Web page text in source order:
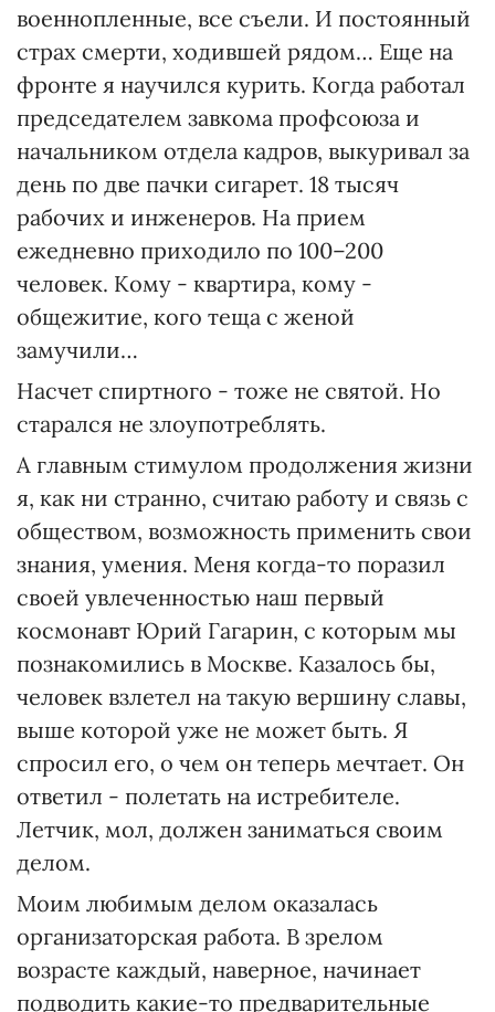
военнопленные, все съели. И постоянный
страх смерти, ходившей рядом… Еще на
фронте я научился курить. Когда работал
председателем завкома профсоюза и
начальником отдела кадров, выкуривал за
день по две пачки сигарет. 18 тысяч
рабочих и инженеров. На прием
ежедневно приходило по 100–200
человек. Кому - квартира, кому -
общежитие, кого теща с женой
замучили…
Насчет спиртного - тоже не святой. Но
старался не злоупотреблять.
А главным стимулом продолжения жизни
я, как ни странно, считаю работу и связь с
обществом, возможность применить свои
знания, умения. Меня когда-то поразил
своей увлеченностью наш первый
космонавт Юрий Гагарин, с которым мы
познакомились в Москве. Казалось бы,
человек взлетел на такую вершину славы,
выше которой уже не может быть. Я
спросил его, о чем он теперь мечтает. Он
ответил - полетать на истребителе.
Летчик, мол, должен заниматься своим
делом.
Моим любимым делом оказалась
организаторская работа. В зрелом
возрасте каждый, наверное, начинает
подводить какие-то предварительные